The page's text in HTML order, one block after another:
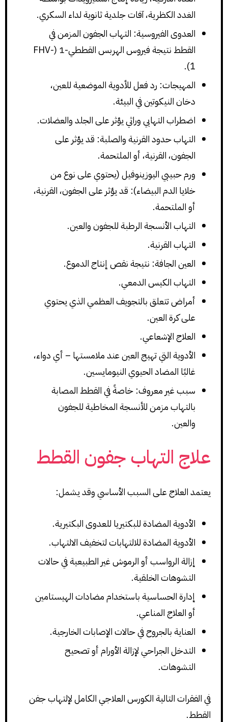
الغدد الكظرية، آفات جلدية ثانوية لداء السكري.
العدوى الفيروسية: التهاب الجفون المزمن في
القطط نتيجة فيروس الهربس القططي-1 (FHV-
1).
المهيجات: رد فعل للأدوية الموضعية للعين،
دخان النيكوتين في البيئة.
اضطراب التهابي وراثي يؤثر على الجلد والعضلات.
التهاب حدود القرنية والصلبة: قد يؤثر على
الجفون، القرنية، أو الملتحمة.
ورم حبيبي اليوزينوفيل (يحتوي على نوع من
خلايا الدم البيضاء): قد يؤثر على الجفون، القرنية،
أو الملتحمة.
التهاب الأنسجة الرطبة للجفون والعين.
التهاب القرنية.
العين الجافة: نتيجة نقص إنتاج الدموع.
التهاب الكيس الدمعي.
أمراض تتعلق بالتجويف العظمي الذي يحتوي
على كرة العين.
العلاج الإشعاعي.
الأدوية التي تهيج العين عند ملامستها – أي دواء،
غالبًا المضاد الحيوي النيومايسين.
سبب غير معروف: خاصةً في القطط المصابة
بالتهاب مزمن للأنسجة المخاطية للجفون
والعين.
علاج التهاب جفون القطط
يعتمد العلاج على السبب الأساسي وقد يشمل:
الأدوية المضادة للبكتيريا للعدوى البكتيرية.
الأدوية المضادة للالتهابات لتخفيف الالتهاب.
إزالة الرواسب أو الرموش غير الطبيعية في حالات
التشوهات الخلقية.
إدارة الحساسية باستخدام مضادات الهيستامين
أو العلاج المناعي.
العناية بالجروح في حالات الإصابات الخارجية.
التدخل الجراحي لإزالة الأورام أو تصحيح
التشوهات.
في الفقرات التالية الكورس العلاجي الكامل لإلتهاب جفن
القطط.